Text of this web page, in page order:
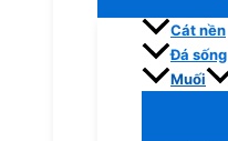
Cát nền
Đá sống
Muối